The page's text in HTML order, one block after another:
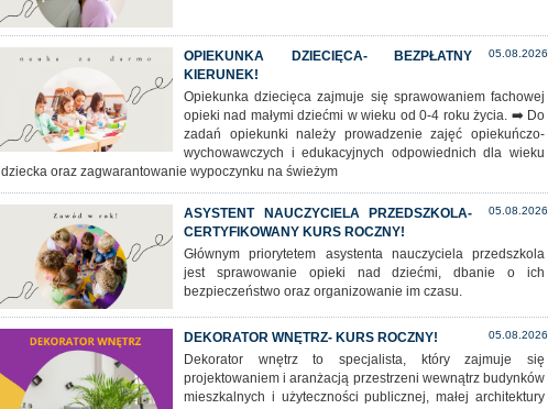
05.08.2026
OPIEKUNKA DZIECIĘCA- BEZPŁATNY
KIERUNEK!
Opiekunka dziecięca zajmuje się sprawowaniem fachowej
opieki nad małymi dziećmi w wieku od 0-4 roku życia. ➡️ Do
zadań opiekunki należy prowadzenie zajęć opiekuńczo-
wychowawczych i edukacyjnych odpowiednich dla wieku
dziecka oraz zagwarantowanie wypoczynku na świeżym
05.08.2026
ASYSTENT NAUCZYCIELA PRZEDSZKOLA-
CERTYFIKOWANY KURS ROCZNY!
Głównym priorytetem asystenta nauczyciela przedszkola
jest sprawowanie opieki nad dziećmi, dbanie o ich
bezpieczeństwo oraz organizowanie im czasu.
05.08.2026
DEKORATOR WNĘTRZ- KURS ROCZNY!
Dekorator wnętrz to specjalista, który zajmuje się
projektowaniem i aranżacją przestrzeni wewnątrz budynków
mieszkalnych i użyteczności publicznej, małej architektury